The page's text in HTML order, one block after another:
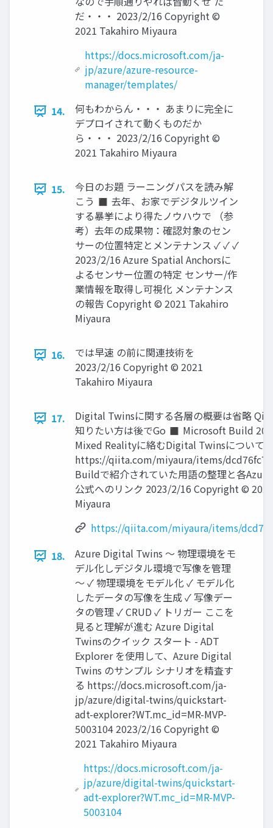
だ・・・ 2023/2/16 Copyright ©
2021 Takahiro Miyaura
https://docs.microsoft.com/ja-
jp/azure/azure-resource-
manager/templates/
14.
何もわからん・・・ あまりに完全に
デプロイされて動くものだか
ら・・・ 2023/2/16 Copyright ©
2021 Takahiro Miyaura
15.
今日のお題 ラーニングパスを読み解
こう ◼ 去年、お家でデジタルツイン
する暴挙により得たノウハウで （参
考）去年の成果物：確認対象のセン
サーの位置特定とメンテナンス ✓ ✓ ✓
2023/2/16 Azure Spatial Anchorsに
よるセンサー位置の特定 センサー/作
業情報を取得し可視化 メンテナンス
の報告 Copyright © 2021 Takahiro
Miyaura
16.
では早速 の前に関連技術を
2023/2/16 Copyright © 2021
Takahiro Miyaura
17.
Digital Twinsに関する各層の概要は省略
知りたい方は後でGo ◼ Microsoft Build
Mixed Realityに絡むDigital Twinsについて
https://qiita.com/miyaura/items/
Buildで紹介されていた用語の整理と各
公式へのリンク 2023/2/16 Copyright ©
Miyaura
https://qiita.com/miyaura/items/
18.
Azure Digital Twins ～ 物理環境をモ
デル化しデジタル環境で写像を管理
～ ✓ 物理環境をモデル化 ✓ モデル化
したデータの写像を生成 ✓ 写像デー
タの管理 ✓ CRUD ✓ トリガー ここを
見ると理解が進む Azure Digital
Twinsのクイック スタート - ADT
Explorer を使用して、Azure Digital
Twins のサンプル シナリオを精査す
る https://docs.microsoft.com/ja-
jp/azure/digital-twins/quickstart-
adt-explorer?WT.mc_id=MR-MVP-
5003104 2023/2/16 Copyright ©
2021 Takahiro Miyaura
https://docs.microsoft.com/ja-
jp/azure/digital-twins/quickstart-
adt-explorer?WT.mc_id=MR-MVP-
5003104